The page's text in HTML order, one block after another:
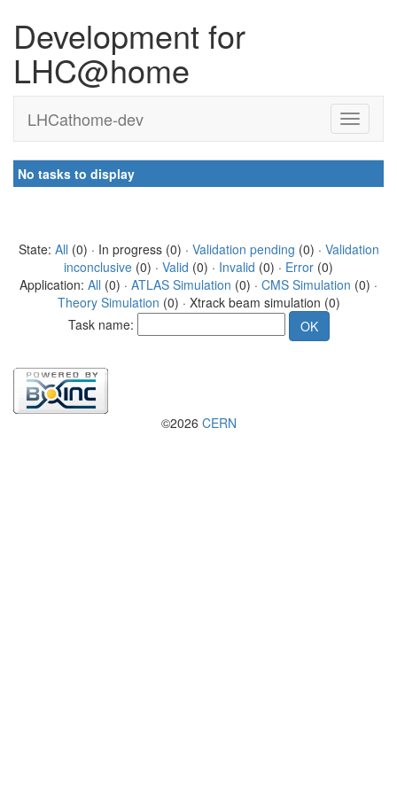
Development for
LHC@home
LHCathome-dev
No tasks to display
State: All (0) · In progress (0) · Validation pending (0) · Validation
inconclusive (0) · Valid (0) · Invalid (0) · Error (0)
Application: All (0) · ATLAS Simulation (0) · CMS Simulation (0) ·
Theory Simulation (0) · Xtrack beam simulation (0)
Task name:
©2026 CERN